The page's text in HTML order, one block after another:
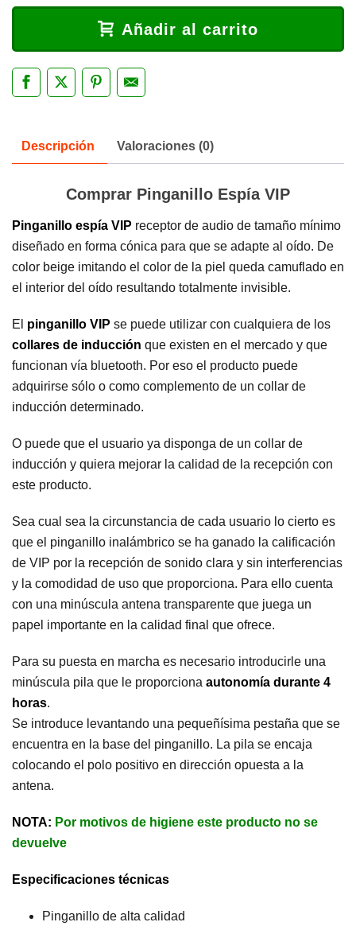
Añadir al carrito
Descripción Valoraciones (0)
Comprar Pinganillo Espía VIP
Pinganillo espía VIP receptor de audio de tamaño mínimo
diseñado en forma cónica para que se adapte al oído. De
color beige imitando el color de la piel queda camuflado en
el interior del oído resultando totalmente invisible.
El pinganillo VIP se puede utilizar con cualquiera de los
collares de inducción que existen en el mercado y que
funcionan vía bluetooth. Por eso el producto puede
adquirirse sólo o como complemento de un collar de
inducción determinado.
O puede que el usuario ya disponga de un collar de
inducción y quiera mejorar la calidad de la recepción con
este producto.
Sea cual sea la circunstancia de cada usuario lo cierto es
que el pinganillo inalámbrico se ha ganado la calificación
de VIP por la recepción de sonido clara y sin interferencias
y la comodidad de uso que proporciona. Para ello cuenta
con una minúscula antena transparente que juega un
papel importante en la calidad final que ofrece.
Para su puesta en marcha es necesario introducirle una
minúscula pila que le proporciona autonomía durante 4
horas.
Se introduce levantando una pequeñísima pestaña que se
encuentra en la base del pinganillo. La pila se encaja
colocando el polo positivo en dirección opuesta a la
antena.
NOTA: Por motivos de higiene este producto no se
devuelve
Especificaciones técnicas
Pinganillo de alta calidad